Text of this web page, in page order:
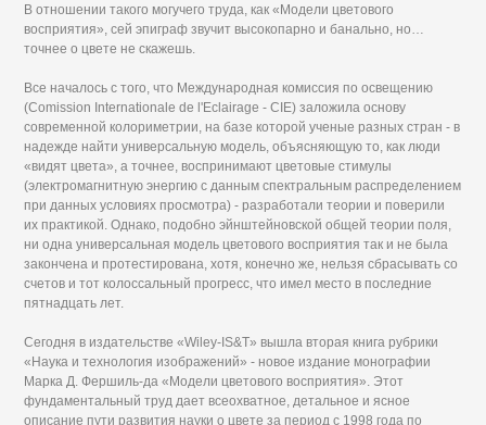
В отношении такого могучего труда, как «Модели цветового
восприятия», сей эпиграф звучит высокопарно и банально, но…
точнее о цвете не скажешь.
Все началось с того, что Международная комиссия по освещению
(Comission Internationale de l'Eclairage - CIE) заложила основу
современной колориметрии, на базе которой ученые разных стран - в
надежде найти универсальную модель, объясняющую то, как люди
«видят цвета», а точнее, воспринимают цветовые стимулы
(электромагнитную энергию с данным спектральным распределением
при данных условиях просмотра) - разработали теории и поверили
их практикой. Однако, подобно эйнштейновской общей теории поля,
ни одна универсальная модель цветового восприятия так и не была
закончена и протестирована, хотя, конечно же, нельзя сбрасывать со
счетов и тот колоссальный прогресс, что имел место в последние
пятнадцать лет.
Сегодня в издательстве «Wiley-IS&T» вышла вторая книга рубрики
«Наука и технология изображений» - новое издание монографии
Марка Д. Фершиль-да «Модели цветового восприятия». Этот
фундаментальный труд дает всеохватное, детальное и ясное
описание пути развития науки о цвете за период с 1998 года по